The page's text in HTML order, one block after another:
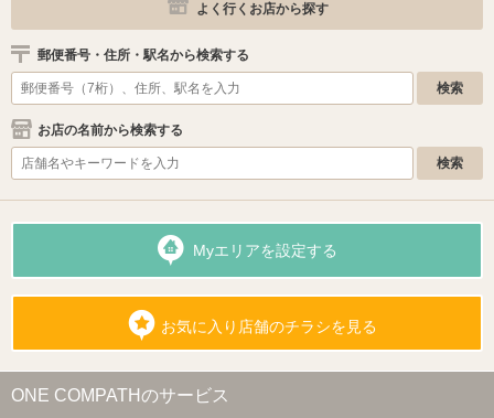
よく行くお店から探す
郵便番号・住所・駅名から検索する
お店の名前から検索する
Myエリアを設定する
お気に入り店舗のチラシを見る
ONE COMPATHのサービス